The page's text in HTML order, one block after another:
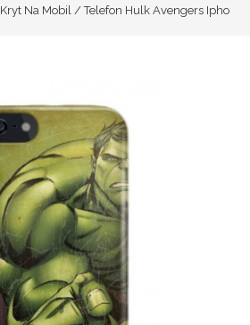
Kryt Na Mobil / Telefon Hulk Avengers Iphone